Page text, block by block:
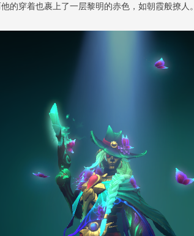
的穿着也裹上了一层黎明的赤色，如朝霞般撩人。